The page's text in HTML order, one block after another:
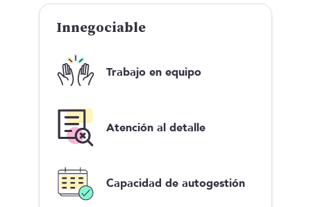
Innegociable
Trabajo en equipo
Atención al detalle
Capacidad de autogestión